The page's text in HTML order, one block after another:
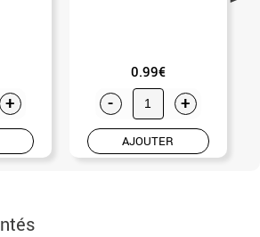
+
0.99€
- +
AJOUTER